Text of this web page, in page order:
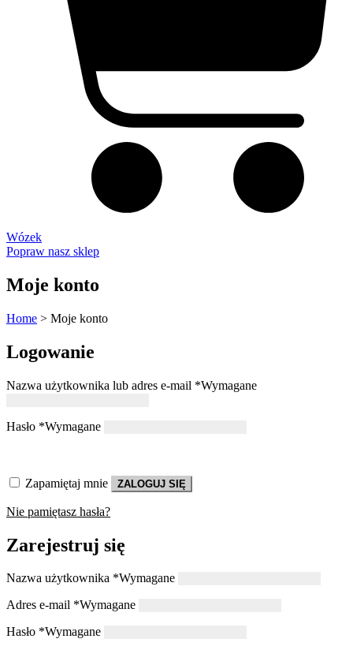
Wózek
Popraw nasz sklep
Moje konto
Home > Moje konto
Logowanie
Nazwa użytkownika lub adres e-mail *Wymagane
Hasło *Wymagane
Zapamiętaj mnie ZALOGUJ SIĘ
Nie pamiętasz hasła?
Zarejestruj się
Nazwa użytkownika *Wymagane
Adres e-mail *Wymagane
Hasło *Wymagane